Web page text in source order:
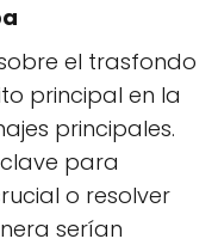
el trasfondo
principal en la
principales.
para
o resolver
serían